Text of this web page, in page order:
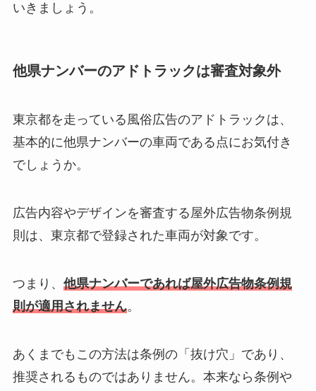
いきましょう。
他県ナンバーのアドトラックは審査対象外
東京都を走っている風俗広告のアドトラックは、
基本的に他県ナンバーの車両である点にお気付き
でしょうか。
広告内容やデザインを審査する屋外広告物条例規
則は、東京都で登録された車両が対象です。
つまり、 他県ナンバーであれば屋外広告物条例規
則が適用されません。
あくまでもこの方法は条例の「抜け穴」であり、
推奨されるものではありません。本来なら条例や